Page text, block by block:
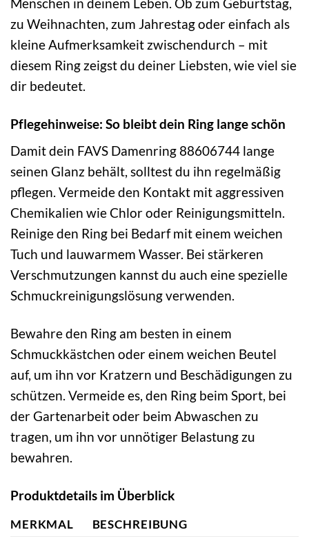
zu Weihnachten, zum Jahrestag oder einfach als
kleine Aufmerksamkeit zwischendurch – mit
diesem Ring zeigst du deiner Liebsten, wie viel sie
dir bedeutet.
Pflegehinweise: So bleibt dein Ring lange schön
Damit dein FAVS Damenring 88606744 lange
seinen Glanz behält, solltest du ihn regelmäßig
pflegen. Vermeide den Kontakt mit aggressiven
Chemikalien wie Chlor oder Reinigungsmitteln.
Reinige den Ring bei Bedarf mit einem weichen
Tuch und lauwarmem Wasser. Bei stärkeren
Verschmutzungen kannst du auch eine spezielle
Schmuckreinigungslösung verwenden.
Bewahre den Ring am besten in einem
Schmuckkästchen oder einem weichen Beutel
auf, um ihn vor Kratzern und Beschädigungen zu
schützen. Vermeide es, den Ring beim Sport, bei
der Gartenarbeit oder beim Abwaschen zu
tragen, um ihn vor unnötiger Belastung zu
bewahren.
Produktdetails im Überblick
MERKMAL
BESCHREIBUNG